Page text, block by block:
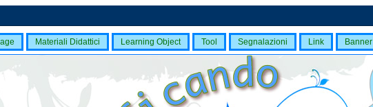
Materiali Didattici Learning Object Tool Segnalazioni Link Banner